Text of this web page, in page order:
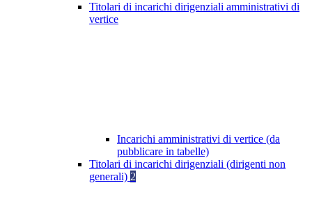
Titolari di incarichi dirigenziali amministrativi di
vertice
Incarichi amministrativi di vertice (da
pubblicare in tabelle)
Titolari di incarichi dirigenziali (dirigenti non
generali) 2